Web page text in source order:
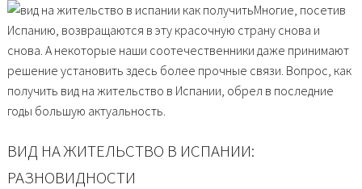
Многие, посетив
Испанию, возвращаются в эту красочную страну снова и
снова. А некоторые наши соотечественники даже принимают
решение установить здесь более прочные связи. Вопрос, как
получить вид на жительство в Испании, обрел в последние
годы большую актуальность.
ВИД НА ЖИТЕЛЬСТВО В ИСПАНИИ:
РАЗНОВИДНОСТИ